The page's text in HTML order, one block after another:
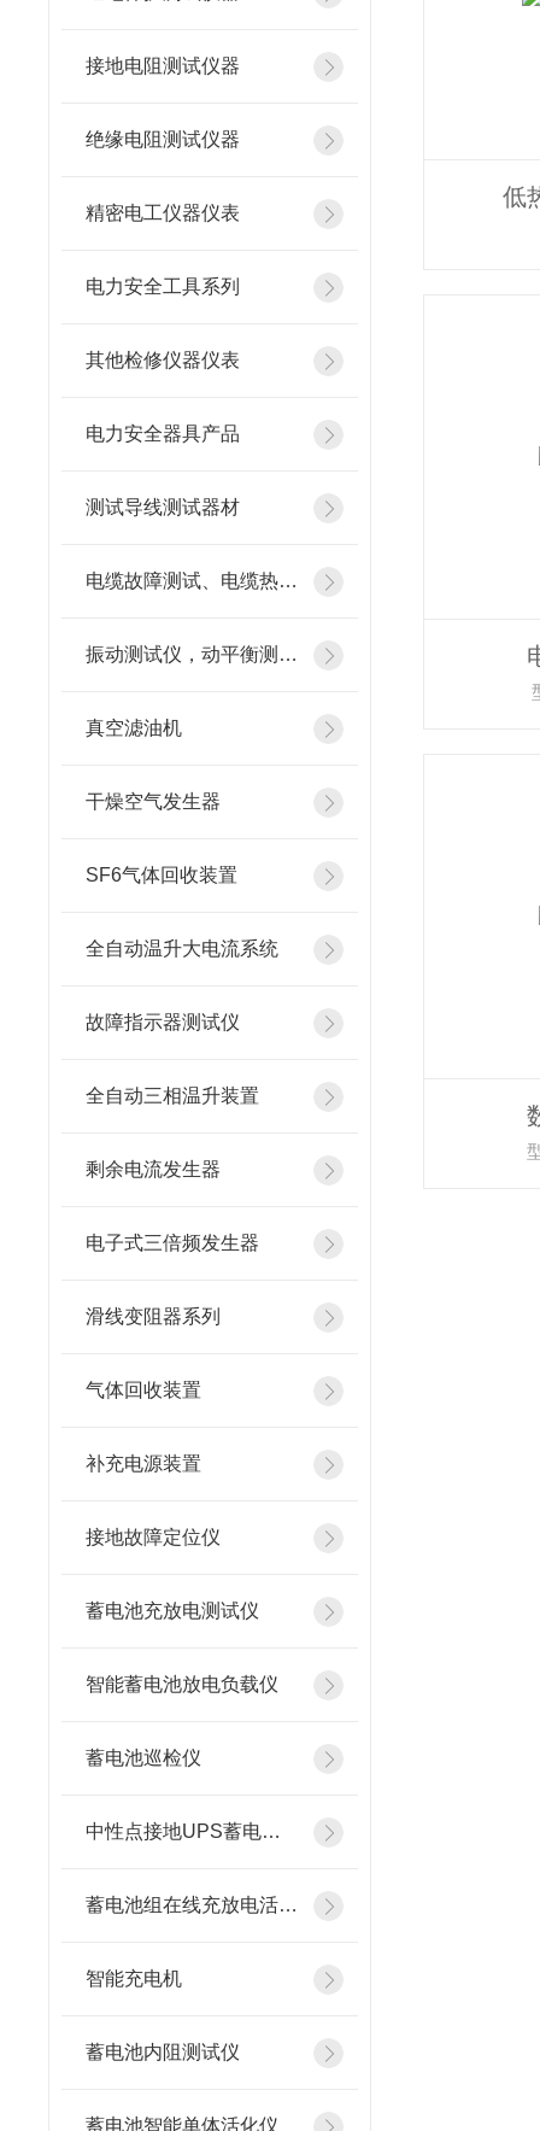
接地电阻测试仪器
绝缘电阻测试仪器
精密电工仪器仪表
电力安全工具系列
其他检修仪器仪表
电力安全器具产品
测试导线测试器材
电缆故障测试、电缆热补机
振动测试仪，动平衡测试仪
真空滤油机
干燥空气发生器
SF6气体回收装置
全自动温升大电流系统
故障指示器测试仪
全自动三相温升装置
剩余电流发生器
电子式三倍频发生器
滑线变阻器系列
气体回收装置
补充电源装置
接地故障定位仪
蓄电池充放电测试仪
智能蓄电池放电负载仪
蓄电池巡检仪
中性点接地UPS蓄电池在线测试仪
蓄电池组在线充放电活化设备
智能充电机
蓄电池内阻测试仪
蓄电池智能单体活化仪
低